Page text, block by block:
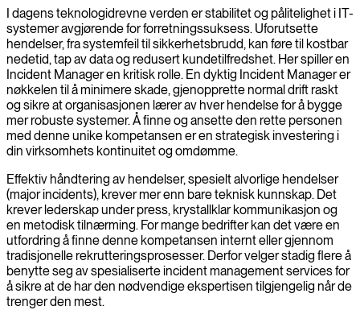
Våre eksperthendelsesledere løser problemer raskt og minimerer
nedetid, noe som sikrer at IT-infrastrukturen din forblir pålitelig og
operativ under kritiske situasjoner.
I dagens teknologidrevne verden er stabilitet og pålitelighet i IT-
systemer avgjørende for forretningssuksess. Uforutsette
hendelser, fra systemfeil til sikkerhetsbrudd, kan føre til kostbar
nedetid, tap av data og redusert kundetilfredshet. Her spiller en
Incident Manager en kritisk rolle. En dyktig Incident Manager er
nøkkelen til å minimere skade, gjenopprette normal drift raskt
og sikre at organisasjonen lærer av hver hendelse for å bygge
mer robuste systemer. Å finne og ansette den rette personen
med denne unike kompetansen er en strategisk investering i
din virksomhets kontinuitet og omdømme.
Effektiv håndtering av hendelser, spesielt alvorlige hendelser
(major incidents), krever mer enn bare teknisk kunnskap. Det
krever lederskap under press, krystallklar kommunikasjon og
en metodisk tilnærming. For mange bedrifter kan det være en
utfordring å finne denne kompetansen internt eller gjennom
tradisjonelle rekrutteringsprosesser. Derfor velger stadig flere å
benytte seg av spesialiserte incident management services for
å sikre at de har den nødvendige ekspertisen tilgjengelig når de
trenger den mest.